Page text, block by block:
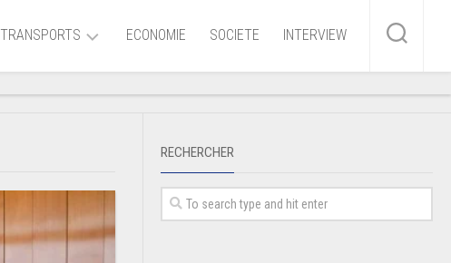
TRANSPORTS
Aérien
Routier
Ferroviaire
ECONOMIE SOCIETE INTERVIEW
RECHERCHER